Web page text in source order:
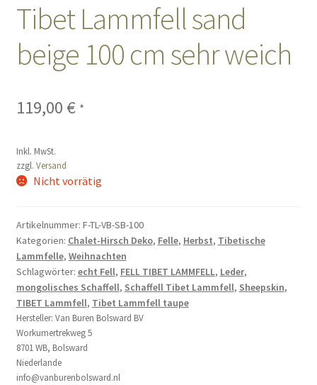
Vertrag widerrufen
Tibet Lammfell sand
beige 100 cm sehr weich
119,00 € *
Inkl. MwSt.
zzgl. Versand
Nicht vorrätig
Artikelnummer: F-TL-VB-SB-100
Kategorien: Chalet-Hirsch Deko, Felle, Herbst, Tibetische
Lammfelle, Weihnachten
Schlagwörter: echt Fell, FELL TIBET LAMMFELL, Leder,
mongolisches Schaffell, Schaffell Tibet Lammfell, Sheepskin,
TIBET Lammfell, Tibet Lammfell taupe
Hersteller: Van Buren Bolsward BV
Workumertrekweg 5
8701 WB, Bolsward
Niederlande
info@vanburenbolsward.nl